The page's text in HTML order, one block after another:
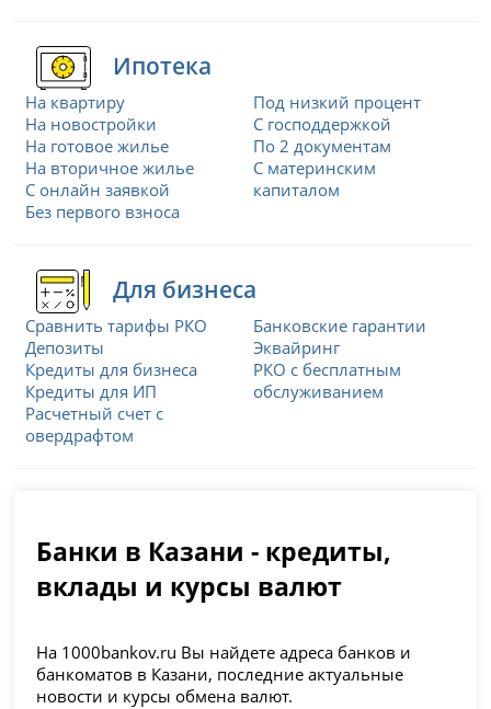
Ипотека
На квартиру
На новостройки
На готовое жилье
На вторичное жилье
С онлайн заявкой
Без первого взноса
Под низкий процент
С господдержкой
По 2 документам
С материнским
капиталом
Для бизнеса
Сравнить тарифы РКО
Депозиты
Кредиты для бизнеса
Кредиты для ИП
Расчетный счет с
овердрафтом
Банковские гарантии
Эквайринг
РКО с бесплатным
обслуживанием
Банки в Казани - кредиты,
вклады и курсы валют
На 1000bankov.ru Вы найдете адреса банков и
банкоматов в Казани, последние актуальные
новости и курсы обмена валют.